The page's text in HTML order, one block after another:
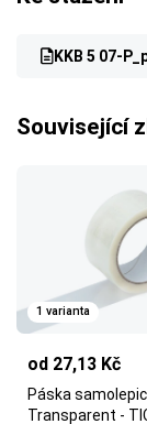
KKB 5 07-
Související
1 varianta
od 27,13 Kč
Páska
Transparent -